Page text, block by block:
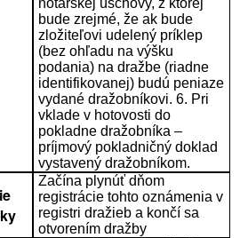
notárskej úschovy, z ktorej
bude zrejmé, že ak bude
zložiteľovi udelený príklep
(bez ohľadu na výšku
podania) na dražbe (riadne
identifikovanej) budú peniaze
vydané dražobníkovi. 6. Pri
vklade v hotovosti do
pokladne dražobníka –
príjmový pokladničný doklad
vystavený dražobníkom.
Začína plynúť dňom
registrácie tohto oznámenia v
registri dražieb a končí sa
otvorením dražby